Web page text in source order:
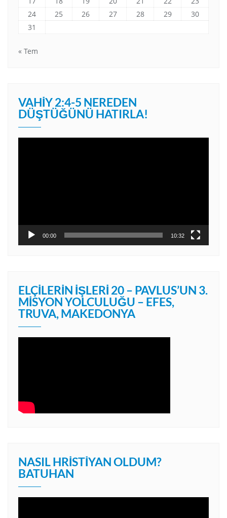
24
25 26 27 28 29
30
31
« Tem
VAHIY 2:4-5 NEREDEN
DÜŞTÜĞÜNÜ HATIRLA!
00:00 10:32
ELÇILERIN İŞLERI 20 – PAVLUS’UN 3.
MISYON YOLCULUĞU – EFES,
TRUVA, MAKEDONYA
NASIL HRISTIYAN OLDUM?
BATUHAN